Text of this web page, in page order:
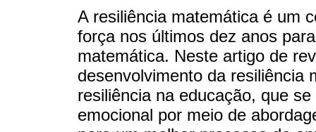
A resiliência matemática é um
força nos últimos dez anos
matemática. Neste artigo de
desenvolvimento da resiliência
resiliência na educação, que
emocional por meio de